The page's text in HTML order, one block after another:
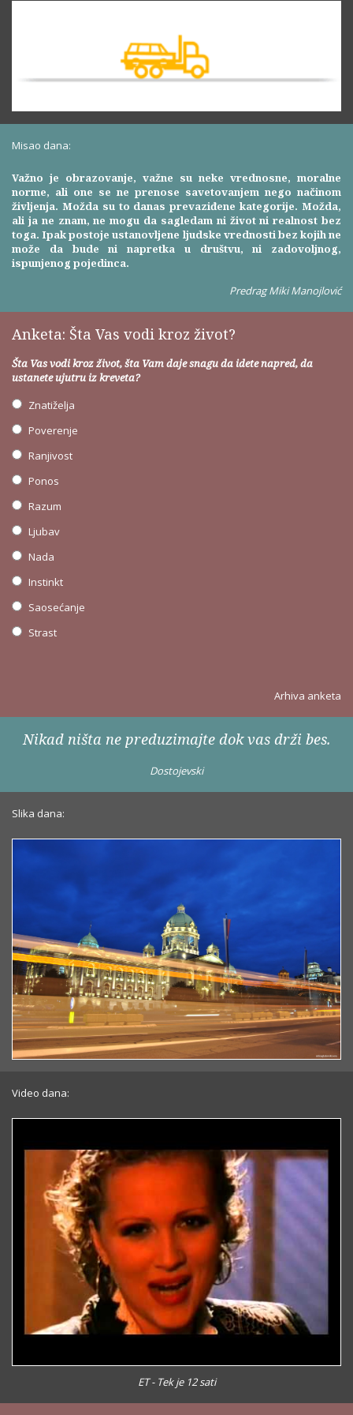
Misao dana:
Važno je obrazovanje, važne su neke vrednosne, moralne
norme, ali one se ne prenose savetovanjem nego načinom
življenja. Možda su to danas prevaziđene kategorije. Možda,
ali ja ne znam, ne mogu da sagledam ni život ni realnost bez
toga. Ipak postoje ustanovljene ljudske vrednosti bez kojih ne
može da bude ni napretka u društvu, ni zadovoljnog,
ispunjenog pojedinca.
Predrag Miki Manojlović
Anketa: Šta Vas vodi kroz život?
Šta Vas vodi kroz život, šta Vam daje snagu da idete napred, da
ustanete ujutru iz kreveta?
Znatiželja
Poverenje
Ranjivost
Ponos
Razum
Ljubav
Nada
Instinkt
Saosećanje
Strast
Arhiva anketa
Nikad ništa ne preduzimajte dok vas drži bes.
Dostojevski
Slika dana:
Video dana:
ET - Tek je 12 sati